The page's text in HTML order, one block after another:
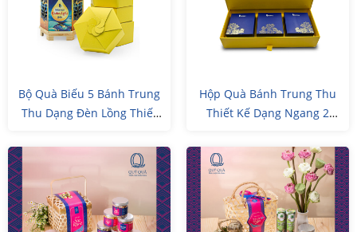
Bộ Quà Biếu 5 Bánh Trung
Thu Dạng Đèn Lồng Thiết
Hộp Quà Bánh Trung Thu
Thiết Kế Dạng Ngang 2